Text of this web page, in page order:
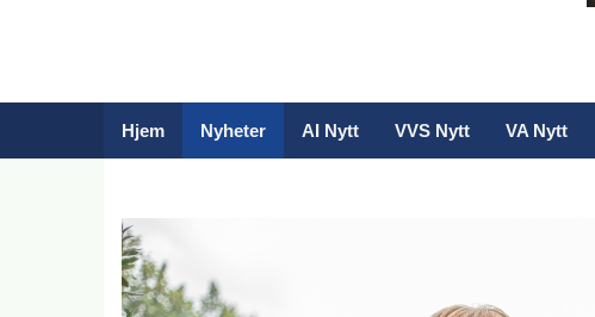
Hjem Nyheter AI Nytt VVS Nytt VA Nytt